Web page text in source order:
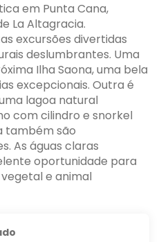
em Punta Cana,
La Altagracia.
excursões divertidas
deslumbrantes. Uma
Ilha Saona, uma bela
excepcionais. Outra é
lagoa natural
com cilindro e snorkel
também são
As águas claras
oportunidade para
e animal